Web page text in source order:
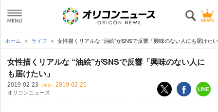
ホーム ライフ 女性描くリアルな “油絵”がSNSで反響「興味のない人にも届けた
女性描くリアルな “油絵”がSNSで反響「興味のない人に
も届けたい」
2019-02-23 （更新） 2019-02-25
オリコンニュース